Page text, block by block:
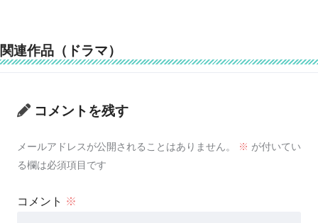
関連作品（ドラマ）
コメントを残す
メールアドレスが公開されることはありません。 ※ が付いてい
る欄は必須項目です
コメント ※